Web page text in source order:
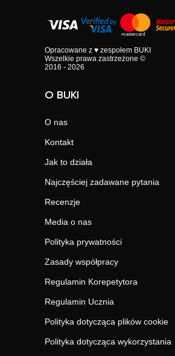
Opracowane z ♥ zespołem BUKI
Wszelkie prawa zastrzeżone ©
2016 - 2026
O BUKI
O nas
Kontakt
Jak to działa
Najczęściej zadawane pytania
Recenzje
Media o nas
Polityka prywatności
Zasady współpracy
Regulamin Korepetytora
Regulamin Ucznia
Polityka dotycząca plików cookie
Polityka dotycząca wykorzystania